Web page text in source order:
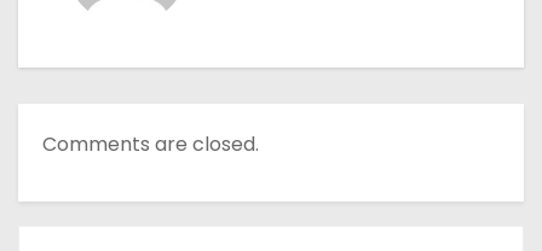
o
n
Comments are closed.